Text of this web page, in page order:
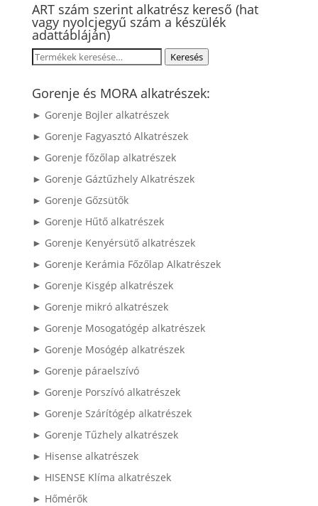
ART szám szerint alkatrész kereső (hat
vagy nyolcjegyű szám a készülék
adattábláján)
Keresés
következőre:
Keresés
Gorenje és MORA alkatrészek:
► Gorenje Bojler alkatrészek
► Gorenje Fagyasztó Alkatrészek
► Gorenje főzőlap alkatrészek
► Gorenje Gáztűzhely Alkatrészek
► Gorenje Gőzsütők
► Gorenje Hűtő alkatrészek
► Gorenje Kenyérsütő alkatrészek
► Gorenje Kerámia Főzőlap Alkatrészek
► Gorenje Kisgép alkatrészek
► Gorenje mikró alkatrészek
► Gorenje Mosogatógép alkatrészek
► Gorenje Mosógép alkatrészek
► Gorenje páraelszívó
► Gorenje Porszívó alkatrészek
► Gorenje Szárítógép alkatrészek
► Gorenje Tűzhely alkatrészek
► Hisense alkatrészek
► HISENSE Klíma alkatrészek
► Hőmérők